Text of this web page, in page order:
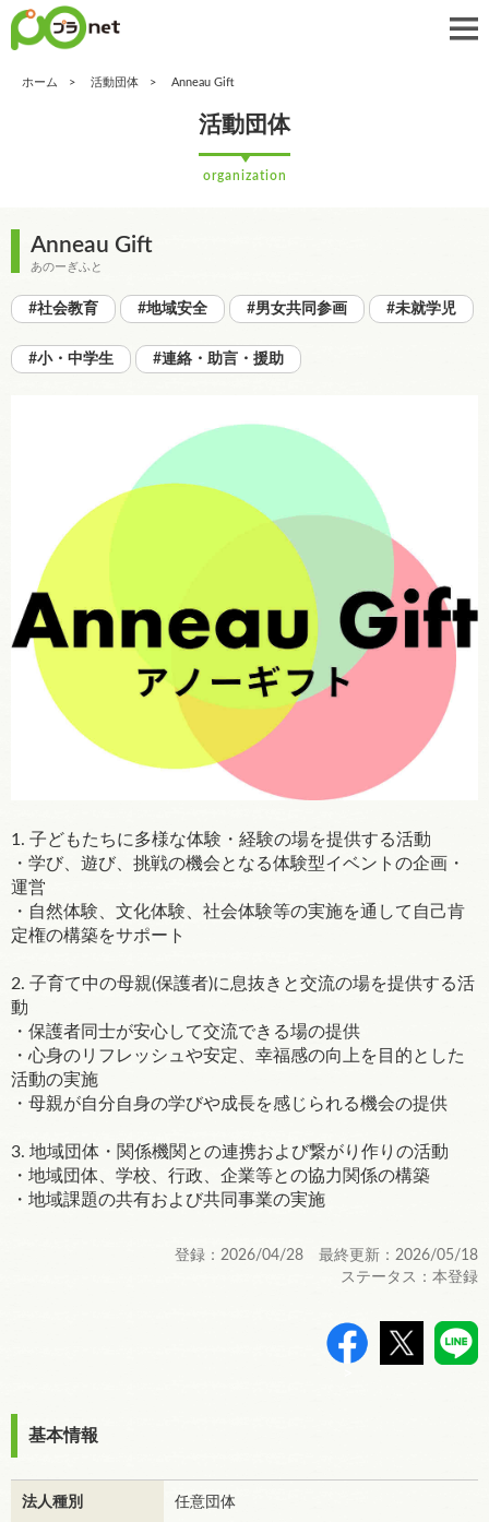
ホーム 活動団体 Anneau Gift
活動団体
organization
Anneau Gift
あのーぎふと
#社会教育 #地域安全 #男女共同参画 #未就学児
#小・中学生 #連絡・助言・援助
1. 子どもたちに多様な体験・経験の場を提供する活動
・学び、遊び、挑戦の機会となる体験型イベントの企画・
運営
・自然体験、文化体験、社会体験等の実施を通して自己肯
定権の構築をサポート
2. 子育て中の母親(保護者)に息抜きと交流の場を提供する活
動
・保護者同士が安心して交流できる場の提供
・心身のリフレッシュや安定、幸福感の向上を目的とした
活動の実施
・母親が自分自身の学びや成⻑を感じられる機会の提供
3. 地域団体・関係機関との連携および繋がり作りの活動
・地域団体、学校、行政、企業等との協力関係の構築
・地域課題の共有および共同事業の実施
登録：2026/04/28 最終更新：2026/05/18
ステータス：本登録
基本情報
法人種別 任意団体